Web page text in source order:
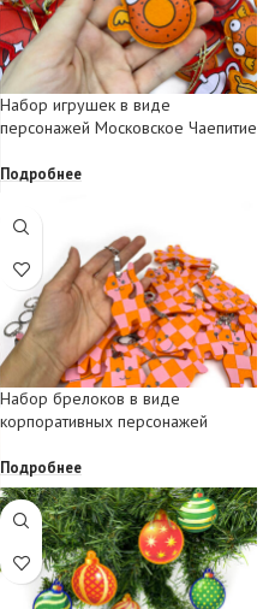
Набор игрушек в виде
персонажей Московское Чаепитие
Подробнее
Набор брелоков в виде
корпоративных персонажей
Подробнее